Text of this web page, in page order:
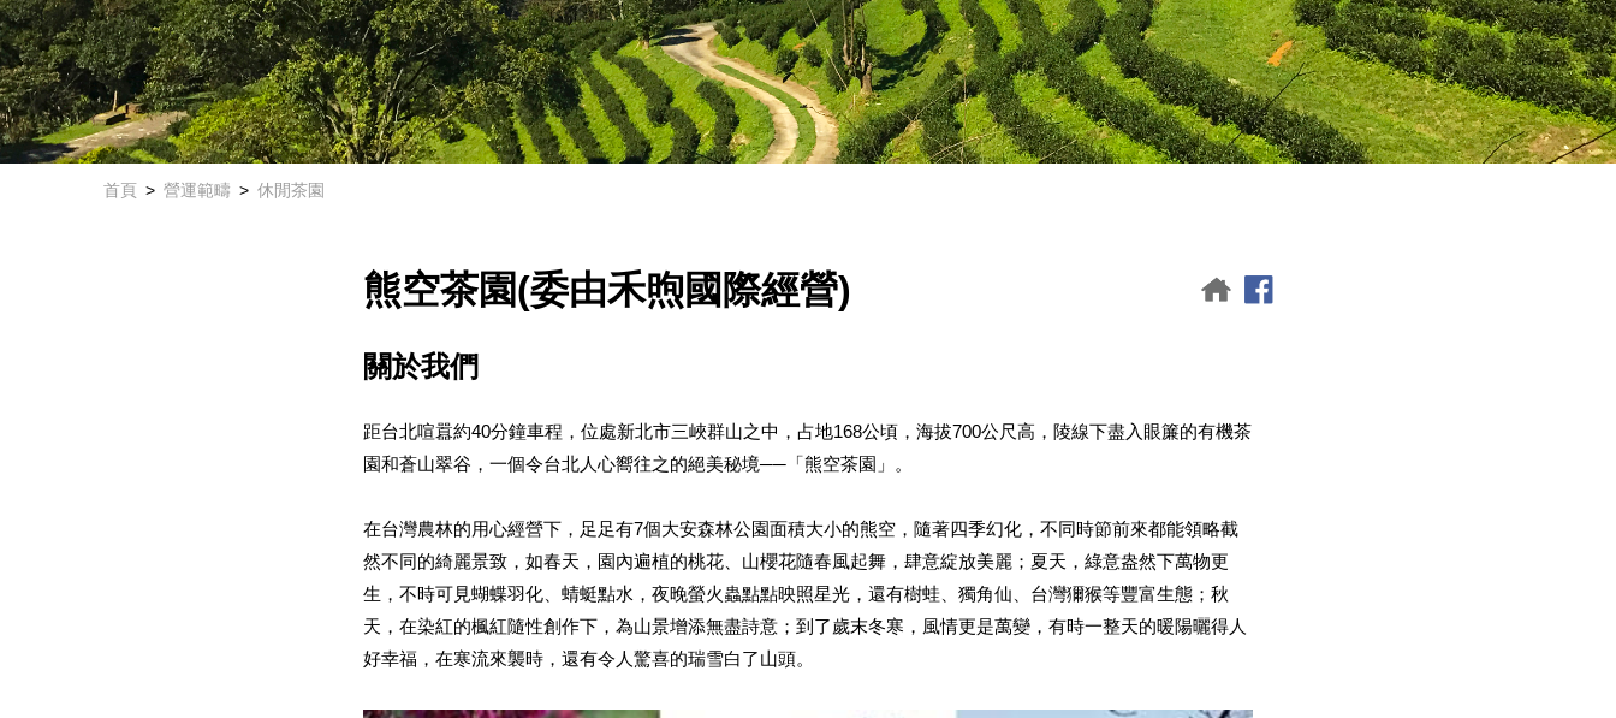
首頁 營運範疇 休閒茶園
熊空茶園(委由禾煦國際經營)
關於我們
距台北喧囂約40分鐘車程，位處新北市三峽群山之中，占地168公頃，海拔700公尺高，陵線下盡入眼簾的有機茶
園和蒼山翠谷，一個令台北人心嚮往之的絕美秘境──「熊空茶園」。
在台灣農林的用心經營下，足足有7個大安森林公園面積大小的熊空，隨著四季幻化，不同時節前來都能領略截
然不同的綺麗景致，如春天，園內遍植的桃花、山櫻花隨春風起舞，肆意綻放美麗；夏天，綠意盎然下萬物更
生，不時可見蝴蝶羽化、蜻蜓點水，夜晚螢火蟲點點映照星光，還有樹蛙、獨角仙、台灣獮猴等豐富生態；秋
天，在染紅的楓紅隨性創作下，為山景增添無盡詩意；到了歲末冬寒，風情更是萬變，有時一整天的暖陽曬得人
好幸福，在寒流來襲時，還有令人驚喜的瑞雪白了山頭。